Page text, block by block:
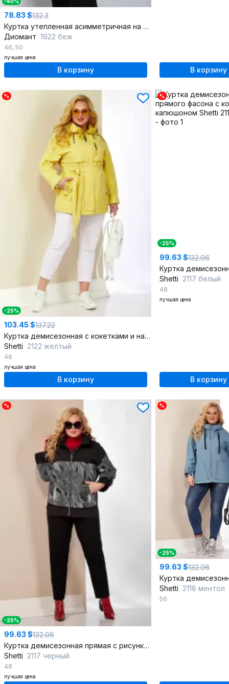
78.83 $132.3
Куртка утепленная асимметричная на кнопках
Диомант 1922 беж
46, 50
лучшая цена
В корзину В корзину
%
-25%
103.45 $137.22
Куртка демисезонная с кокетками и накладными карманами
Shetti 2122 желтый
48
лучшая цена
В корзину
%
-25%
99.63 $132.06
Shetti 2117 белый
48
лучшая цена
В корзину
%
-25%
99.63 $132.06
Куртка демисезонная прямая с рисунком и капюшоном
Shetti 2117 черный
48
лучшая цена
%
-25%
99.63 $132.06
Shetti 2118 ментол
56